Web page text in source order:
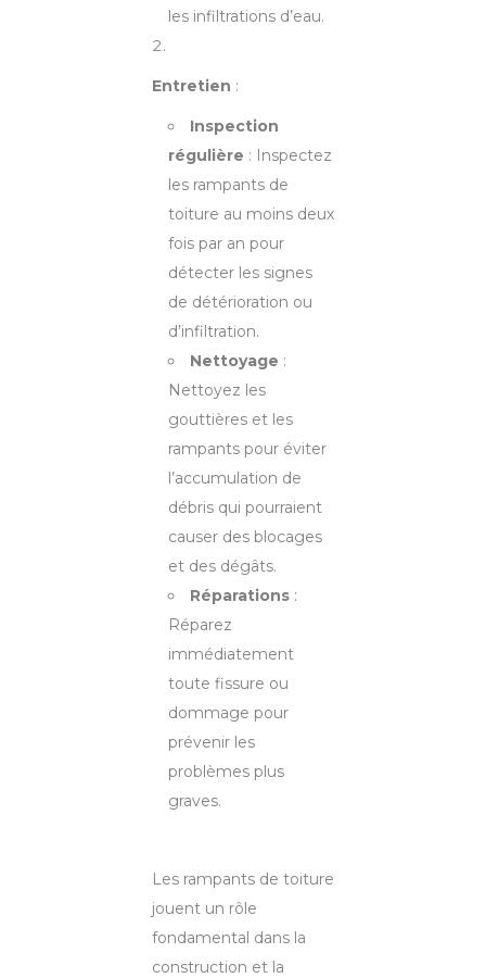
les infiltrations d’eau.
Entretien :
Inspection
régulière : Inspectez
les rampants de
toiture au moins deux
fois par an pour
détecter les signes
de détérioration ou
d’infiltration.
Nettoyage :
Nettoyez les
gouttières et les
rampants pour éviter
l’accumulation de
débris qui pourraient
causer des blocages
et des dégâts.
Réparations :
Réparez
immédiatement
toute fissure ou
dommage pour
prévenir les
problèmes plus
graves.
Les rampants de toiture
jouent un rôle
fondamental dans la
construction et la